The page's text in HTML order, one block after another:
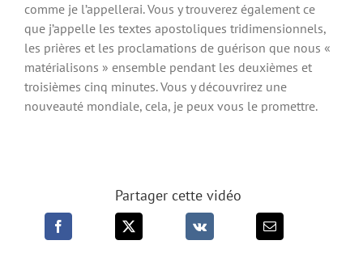
comme je l’appellerai. Vous y trouverez également ce
que j’appelle les textes apostoliques tridimensionnels,
les prières et les proclamations de guérison que nous «
matérialisons » ensemble pendant les deuxièmes et
troisièmes cinq minutes. Vous y découvrirez une
nouveauté mondiale, cela, je peux vous le promettre.
Partager cette vidéo